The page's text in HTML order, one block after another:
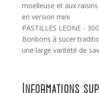
moelleuse et aux
en version mini
PASTILLES LEONE -
Bonbons à sucer
une large varitété de
Informations